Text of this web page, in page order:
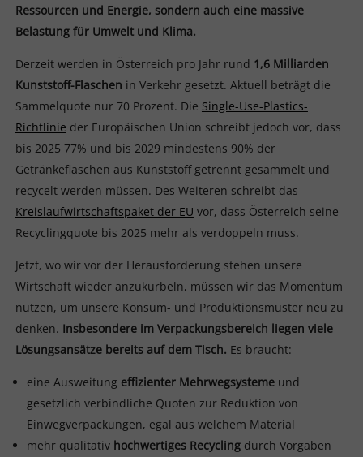
Ressourcen und Energie, sondern auch eine massive
Belastung für Umwelt und Klima.
Derzeit werden in Österreich pro Jahr rund 1,6 Milliarden
Kunststoff-Flaschen in Verkehr gesetzt. Aktuell beträgt die
Sammelquote nur 70 Prozent. Die Single-Use-Plastics-
Richtlinie der Europäischen Union schreibt jedoch vor, dass
bis 2025 77% und bis 2029 mindestens 90% der
Getränkeflaschen aus Kunststoff getrennt gesammelt und
recycelt werden müssen. Des Weiteren schreibt das
Kreislaufwirtschaftspaket der EU vor, dass Österreich seine
Recyclingquote bis 2025 mehr als verdoppeln muss.
Jetzt, wo wir vor der Herausforderung stehen unsere
Wirtschaft wieder anzukurbeln, müssen wir das Momentum
nutzen, um unsere Konsum- und Produktionsmuster neu zu
denken. Insbesondere im Verpackungsbereich liegen viele
Lösungsansätze bereits auf dem Tisch. Es braucht:
eine Ausweitung effizienter Mehrwegsystemeund
gesetzlich verbindliche Quoten zur Reduktion von
Einwegverpackungen, egal aus welchem Material
mehr qualitativ hochwertiges Recyclingdurch Vorgaben